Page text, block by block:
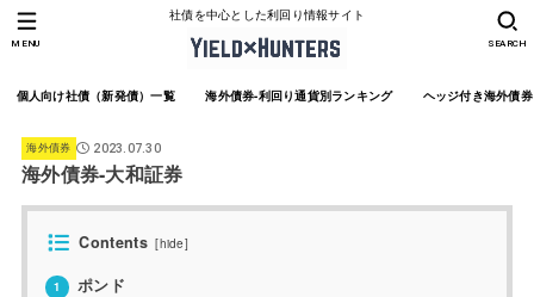
社債を中心とした利回り情報サイト
個人向け社債（新発債）一覧 海外債券-利回り通貨別ランキング ヘッジ付き海外債
SEARCH
MENU
海外債券 2023.07.30
海外債券-大和証券
Contents [hide]
1 ポンド